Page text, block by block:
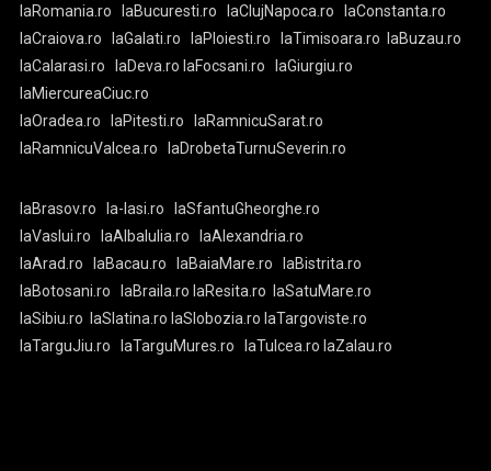
laRomania.ro laBucuresti.ro laClujNapoca.ro
laConstanta.ro
laCraiova.ro
laGalati.ro laPloiesti.ro laTimisoara.ro
laBuzau.ro
laCalarasi.ro
laDeva.ro laFocsani.ro
laGiurgiu.ro
laMiercureaCiuc.ro
laOradea.ro
laPitesti.ro
laRamnicuSarat.ro
laRamnicuValcea.ro
laDrobetaTurnuSeverin.ro
laBrasov.ro la-Iasi.ro
laSfantuGheorghe.ro
laVaslui.ro
laAlbaIulia.ro
laAlexandria.ro
laArad.ro
laBacau.ro laBaiaMare.ro
laBistrita.ro
laBotosani.ro
laBraila.ro laResita.ro
laSatuMare.ro
laSibiu.ro
laSlatina.ro laSlobozia.ro laTargoviste.ro
laTarguJiu.ro
laTarguMures.ro laTulcea.ro laZalau.ro